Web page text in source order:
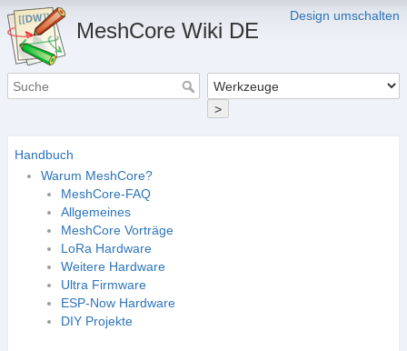
Design umschalten
MeshCore Wiki DE
>
Handbuch
Warum MeshCore?
MeshCore-FAQ
Allgemeines
MeshCore Vorträge
LoRa Hardware
Weitere Hardware
Ultra Firmware
ESP-Now Hardware
DIY Projekte